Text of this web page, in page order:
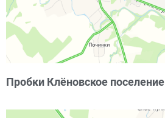
Пробки Клёновское поселение